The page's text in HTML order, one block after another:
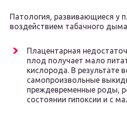
Патология, развивающиеся у
воздействием табачного
Плацентарная
плод получает мало
кислорода. В результате
самопроизвольные
преждевременные роды,
состоянии гипоксии и с